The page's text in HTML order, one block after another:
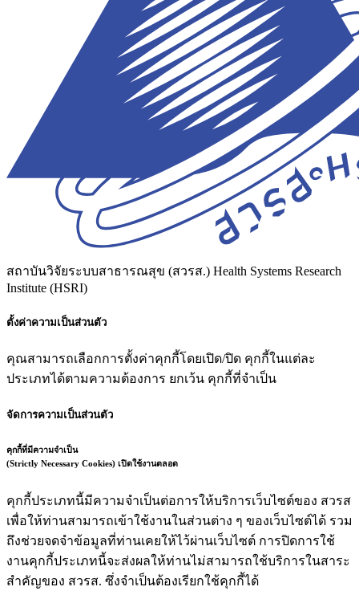
สถาบันวิจัยระบบสาธารณสุข (สวรส.) Health Systems Research
Institute (HSRI)
ตั้งค่าความเป็นส่วนตัว
คุณสามารถเลือกการตั้งค่าคุกกี้โดยเปิด/ปิด คุกกี้ในแต่ละ
ประเภทได้ตามความต้องการ ยกเว้น คุกกี้ที่จำเป็น
จัดการความเป็นส่วนตัว
คุกกี้ที่มีความจำเป็น
(Strictly Necessary Cookies) เปิดใช้งานตลอด
คุกกี้ประเภทนี้มีความจำเป็นต่อการให้บริการเว็บไซต์ของ สวรส
เพื่อให้ท่านสามารถเข้าใช้งานในส่วนต่าง ๆ ของเว็บไซต์ได้ รวม
ถึงช่วยจดจำข้อมูลที่ท่านเคยให้ไว้ผ่านเว็บไซต์ การปิดการใช้
งานคุกกี้ประเภทนี้จะส่งผลให้ท่านไม่สามารถใช้บริการในสาระ
สำคัญของ สวรส. ซึ่งจำเป็นต้องเรียกใช้คุกกี้ได้